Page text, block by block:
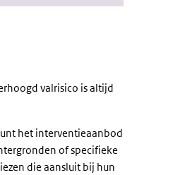
valrisico is altijd
het interventieaanbod
of specifieke
die aansluit bij hun